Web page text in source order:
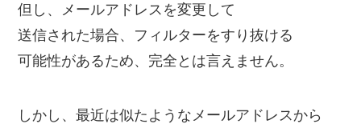
但し、メールアドレスを変更して
送信された場合、フィルターをすり抜ける
可能性があるため、完全とは言えません。
しかし、最近は似たようなメールアドレスから